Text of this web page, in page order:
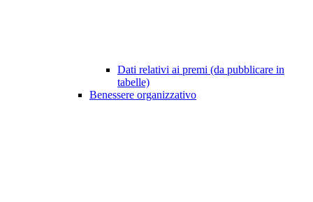
Dati relativi ai premi (da pubblicare in
tabelle)
Benessere organizzativo